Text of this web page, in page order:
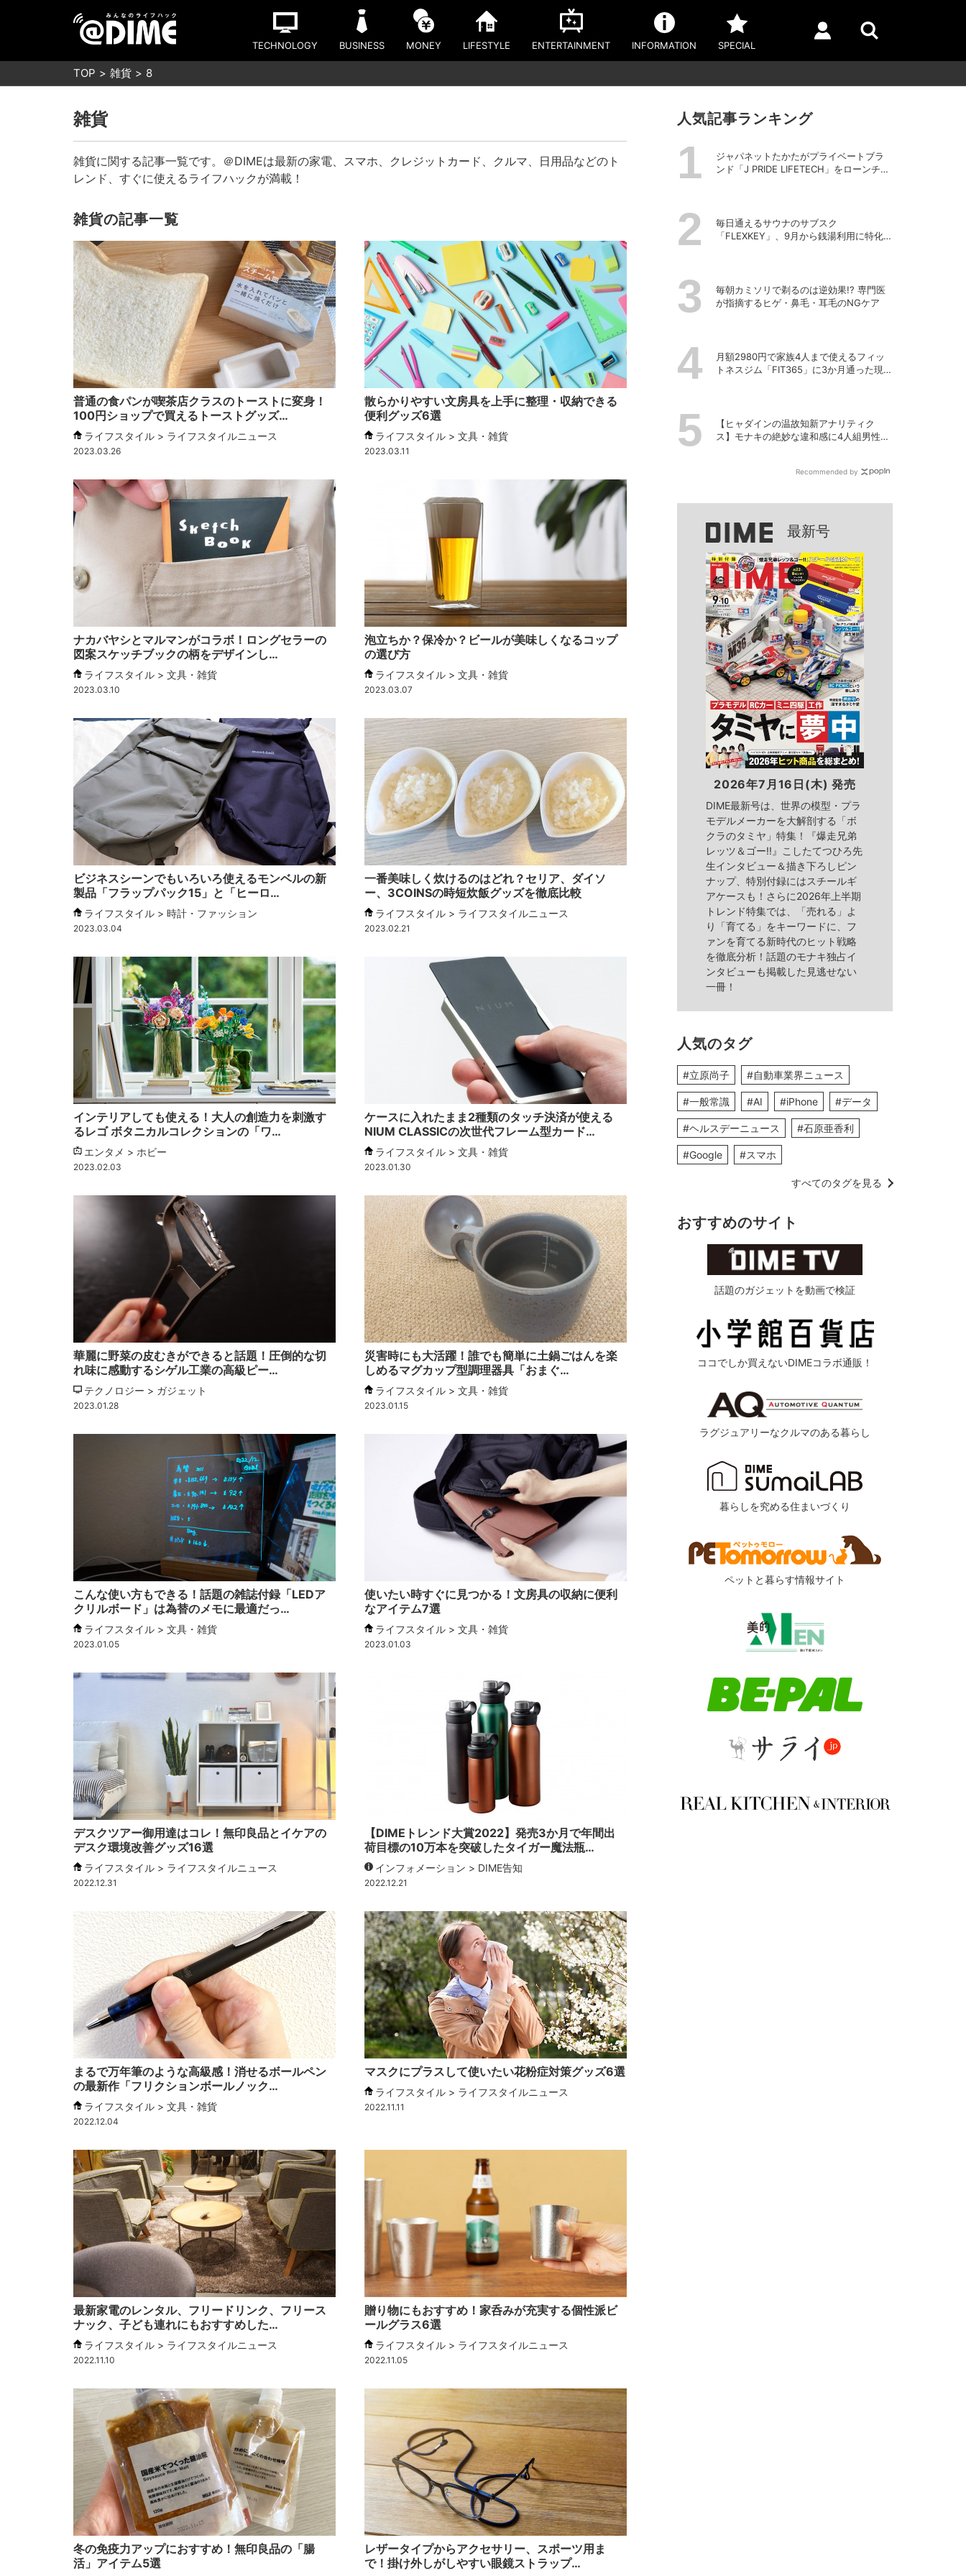
TECHNOLOGY BUSINESS MONEY LIFESTYLE ENTERTAINMENT INFORMATION SPECIAL
TOP 雑貨 8
雑貨
雑貨に関する記事一覧です。＠DIMEは最新の家電、スマホ、クレジットカード、クルマ、日用品などのト
レンド、すぐに使えるライフハックが満載！
雑貨の記事一覧
普通の食パンが喫茶店クラスのトーストに変身！
100円ショップで買えるトーストグッズ…
ライフスタイル > ライフスタイルニュース
2023.03.26
散らかりやすい文房具を上手に整理・収納できる
便利グッズ6選
ライフスタイル > 文具・雑貨
2023.03.11
ナカバヤシとマルマンがコラボ！ロングセラーの
図案スケッチブックの柄をデザインし…
ライフスタイル > 文具・雑貨
2023.03.10
泡立ちか？保冷か？ビールが美味しくなるコップ
の選び方
ライフスタイル > 文具・雑貨
2023.03.07
ビジネスシーンでもいろいろ使えるモンベルの新
製品「フラップパック15」と「ヒーロ…
ライフスタイル > 時計・ファッション
2023.03.04
一番美味しく炊けるのはどれ？セリア、ダイソ
ー、3COINSの時短炊飯グッズを徹底比較
ライフスタイル > ライフスタイルニュース
2023.02.21
インテリアしても使える！大人の創造力を刺激す
るレゴ ボタニカルコレクションの「ワ…
エンタメ > ホビー
2023.02.03
ケースに入れたまま2種類のタッチ決済が使える
NIUM CLASSICの次世代フレーム型カード…
ライフスタイル > 文具・雑貨
2023.01.30
華麗に野菜の皮むきができると話題！圧倒的な切
れ味に感動するシゲル工業の高級ピー…
テクノロジー > ガジェット
2023.01.28
災害時にも大活躍！誰でも簡単に土鍋ごはんを楽
しめるマグカップ型調理器具「おまぐ…
ライフスタイル > 文具・雑貨
2023.01.15
こんな使い方もできる！話題の雑誌付録「LEDア
クリルボード」は為替のメモに最適だっ…
ライフスタイル > 文具・雑貨
2023.01.05
使いたい時すぐに見つかる！文房具の収納に便利
なアイテム7選
ライフスタイル > 文具・雑貨
2023.01.03
デスクツアー御用達はコレ！無印良品とイケアの
デスク環境改善グッズ16選
ライフスタイル > ライフスタイルニュース
2022.12.31
【DIMEトレンド大賞2022】発売3か月で年間出
荷目標の10万本を突破したタイガー魔法瓶…
インフォメーション > DIME告知
2022.12.21
まるで万年筆のような高級感！消せるボールペン
の最新作「フリクションボールノック…
ライフスタイル > 文具・雑貨
2022.12.04
マスクにプラスして使いたい花粉症対策グッズ6選
ライフスタイル > ライフスタイルニュース
2022.11.11
最新家電のレンタル、フリードリンク、フリース
ナック、子ども連れにもおすすめした…
ライフスタイル > ライフスタイルニュース
2022.11.10
贈り物にもおすすめ！家呑みが充実する個性派ビ
ールグラス6選
ライフスタイル > ライフスタイルニュース
2022.11.05
冬の免疫力アップにおすすめ！無印良品の「腸
活」アイテム5選
レザータイプからアクセサリー、スポーツ用ま
で！掛け外しがしやすい眼鏡ストラップ…
人気記事ランキング
ジャパネットたかたがプライベートブラ
ンド「J PRIDE LIFETECH」をローンチ、
毎日通えるサウナのサブスク
「FLEXKEY」、9月から銭湯利用に特化し
毎朝カミソリで剃るのは逆効果!? 専門医
が指摘するヒゲ・鼻毛・耳毛のNGケア
月額2980円で家族4人まで使えるフィッ
トネスジム「FIT365」に3か月通った現在
【ヒャダインの温故知新アナリティク
ス】モナキの絶妙な違和感に4人組男性グ
Recommended by
最新号
2026年7月16日(木) 発売
DIME最新号は、世界の模型・プラ
モデルメーカーを大解剖する「ボ
クラのタミヤ」特集！『爆走兄弟
レッツ＆ゴー!!』こしたてつひろ先
生インタビュー＆描き下ろしピン
ナップ、特別付録にはスチールギ
アケースも！さらに2026年上半期
トレンド特集では、「売れる」よ
り「育てる」をキーワードに、フ
ァンを育てる新時代のヒット戦略
を徹底分析！話題のモナキ独占イ
ンタビューも掲載した見逃せない
一冊！
人気のタグ
#立原尚子 #自動車業界ニュース
#一般常識 #AI #iPhone #データ
#ヘルスデーニュース #石原亜香利
#Google #スマホ
すべてのタグを見る
おすすめのサイト
話題のガジェットを動画で検証
ココでしか買えないDIMEコラボ通販！
ラグジュアリーなクルマのある暮らし
暮らしを究める住まいづくり
ペットと暮らす情報サイト